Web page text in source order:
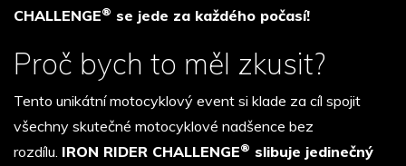
CHALLENGE® se jede za každého počasí!
Proč bych to měl zkusit?
Tento unikátní motocyklový event si klade za cíl spojit
všechny skutečné motocyklové nadšence bez
rozdílu. IRON RIDER CHALLENGE® slibuje jedinečný